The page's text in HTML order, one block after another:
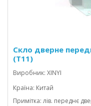
Скло дверне
(T11)
Виробник: XINYI
Країна: Китай
Примітка: лів. переднє